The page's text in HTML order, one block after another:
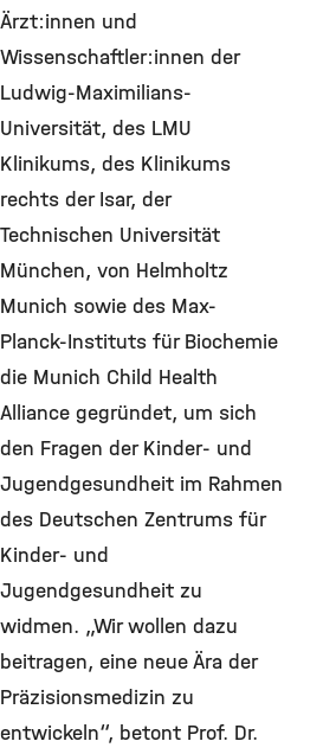
Ärzt:innen und
Wissenschaftler:innen der
Ludwig-Maximilians-
Universität, des LMU
Klinikums, des Klinikums
rechts der Isar, der
Technischen Universität
München, von Helmholtz
Munich sowie des Max-
Planck-Instituts für Biochemie
die Munich Child Health
Alliance gegründet, um sich
den Fragen der Kinder- und
Jugendgesundheit im Rahmen
des Deutschen Zentrums für
Kinder- und
Jugendgesundheit zu
widmen. „Wir wollen dazu
beitragen, eine neue Ära der
Präzisionsmedizin zu
entwickeln“, betont Prof. Dr.